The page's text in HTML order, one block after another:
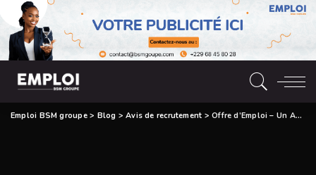
Emploi BSM groupe> Blog >Avis de recrutement >Offre d’Emploi – Un Agent Commercial (H/F)